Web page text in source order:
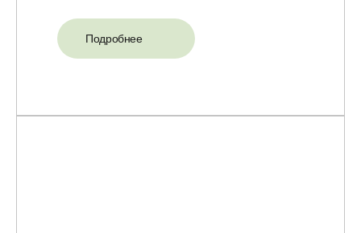
Подробнее